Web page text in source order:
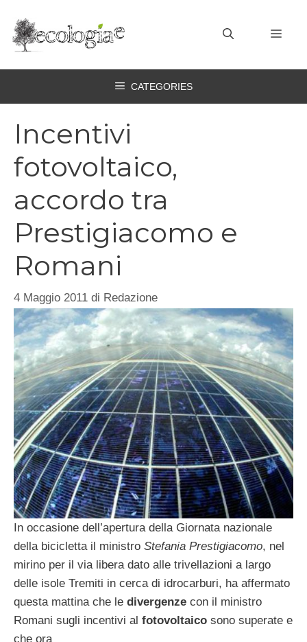
contenuto
CATEGORIES
Incentivi
fotovoltaico,
accordo tra
Prestigiacomo e
Romani
4 Maggio 2011 di Redazione
In occasione dell’apertura della Giornata nazionale
della bicicletta il ministro Stefania Prestigiacomo, nel
mirino per il via libera dato alle trivellazioni a largo
delle isole Tremiti in cerca di idrocarburi, ha affermato
questa mattina che le divergenze con il ministro
Romani sugli incentivi al fotovoltaico sono superate e
che ora